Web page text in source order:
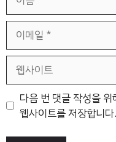
일
트
다음 번 댓글 작성을
웹사이트를 저장합니다.